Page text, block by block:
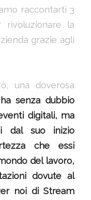
raccontarti 3
rivoluzionare la
grazie agli
una doverosa
senza dubbio
digitali, ma
dal suo inizio
che essi
del lavoro,
dovute al
noi di Stream